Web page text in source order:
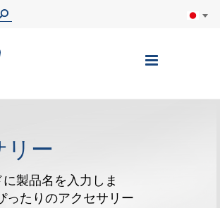
ナ
リー
製品名を入力しま
ったりのアクセサリー